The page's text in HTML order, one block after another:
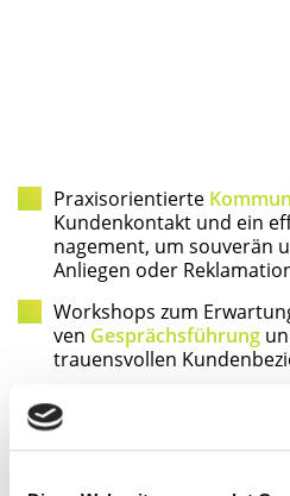
Pra­xis­ori­en­tier­te
Kun­den­kon­takt und ein
nage­ment, um sou­ve­rän
Anlie­gen oder
Work­shops zum
ven Gesprächs­füh­rung
trau­ens­vol­len
Indi­vi­du­el­le
Ser­vice­ori­en­tie­rung und
direk­ten Kundenkontakt.